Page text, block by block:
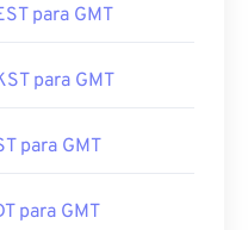
para GMT
para GMT
para GMT
para GMT